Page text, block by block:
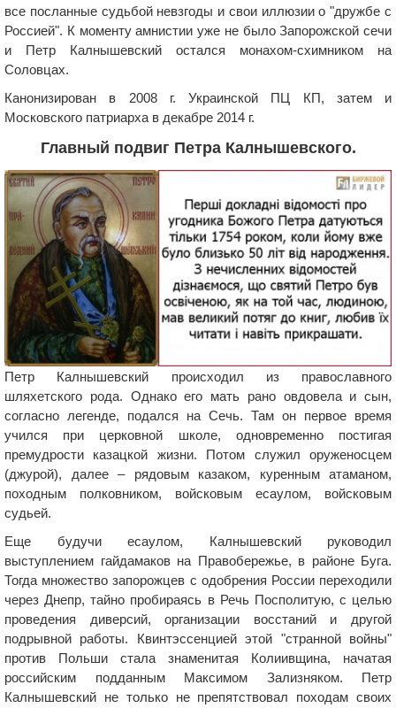
все посланные судьбой невзгоды и свои иллюзии о "дружбе с
Россией". К моменту амнистии уже не было Запорожской сечи
и Петр Калнышевский остался монахом-схимником на
Соловцах.
Канонизирован в 2008 г. Украинской ПЦ КП, затем и
Московского патриарха в декабре 2014 г.
Главный подвиг Петра Калнышевского.
Петр Калнышевский происходил из православного
шляхетского рода. Однако его мать рано овдовела и сын,
согласно легенде, подался на Сечь. Там он первое время
учился при церковной школе, одновременно постигая
премудрости казацкой жизни. Потом служил оруженосцем
(джурой), далее – рядовым казаком, куренным атаманом,
походным полковником, войсковым есаулом, войсковым
судьей.
Еще будучи есаулом, Калнышевский руководил
выступлением гайдамаков на Правобережье, в районе Буга.
Тогда множество запорожцев с одобрения России переходили
через Днепр, тайно пробираясь в Речь Посполитую, с целью
проведения диверсий, организации восстаний и другой
подрывной работы. Квинтэссенцией этой "странной войны"
против Польши стала знаменитая Колиивщина, начатая
российским подданным Максимом Зализняком. Петр
Калнышевский не только не препятствовал походам своих